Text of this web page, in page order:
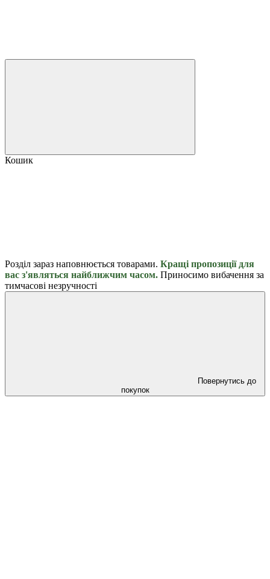
Кошик
Розділ зараз наповнюється товарами. Кращі пропозиції для
вас з'являться найближчим часом. Приносимо вибачення за
тимчасові незручності
Повернутись до
покупок